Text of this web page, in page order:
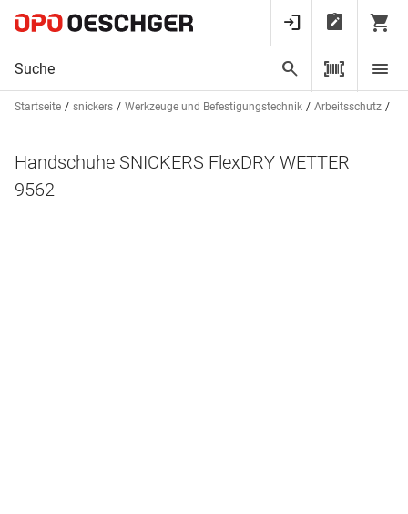
Startseite snickers Werkzeuge und Befestigungstechnik Arbeitsschutz
Handschuhe SNICKERS FlexDRY WETTER
9562